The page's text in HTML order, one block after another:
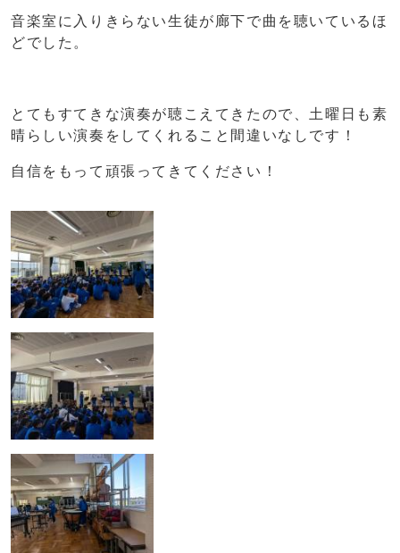
音楽室に入りきらない生徒が廊下で曲を聴いているほ
どでした。
とてもすてきな演奏が聴こえてきたので、土曜日も素
晴らしい演奏をしてくれること間違いなしです！
自信をもって頑張ってきてください！